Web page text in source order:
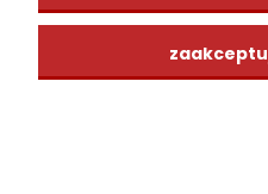
ZOBACZ, GDZIE
SKLEPY